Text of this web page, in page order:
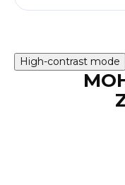
High-contrast mode